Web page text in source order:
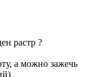
растр ?
а можно зажечь